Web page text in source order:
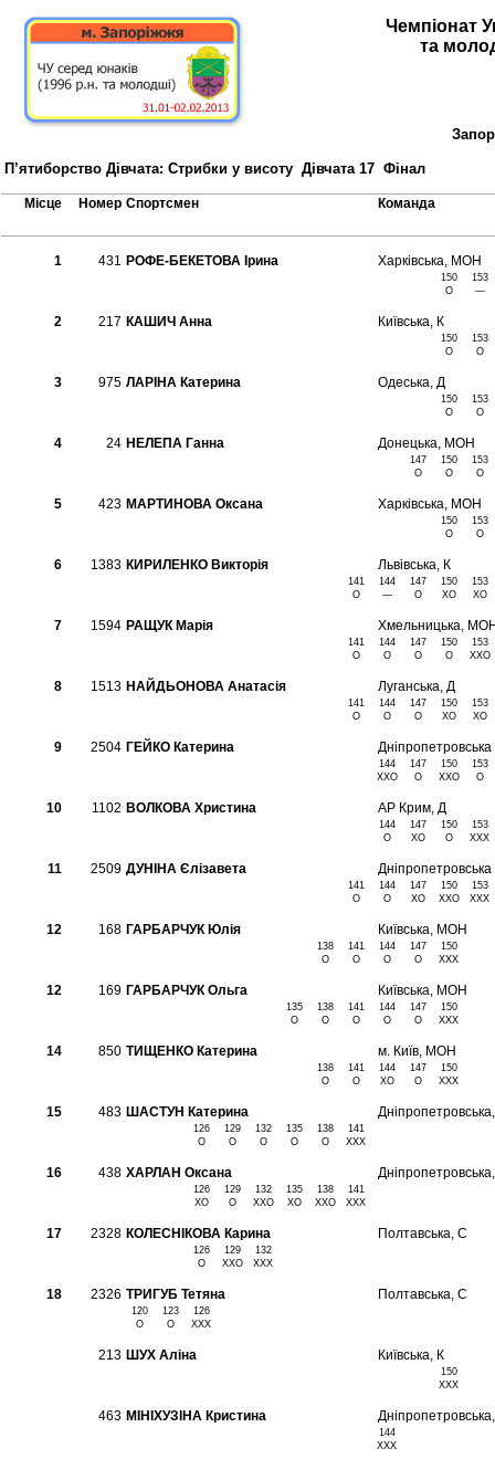
Чемпіонат
та
П’ятиборство Дівчата: Стрибки у висоту Дівчата 17 Фінал
Місце Номер Спортсмен Команда
1 431 РОФЕ-БЕКЕТОВА Ірина Харкiвська, МОН
150
153
O
—
2 217 КАШИЧ Анна Київська, К
150
153
O
O
3 975 ЛАРІНА Катерина Одеська, Д
150
153
O
O
4 24 НЕЛЕПА Ганна Донецька, МОН
147 150
153
O
O O
5 423 МАРТИНОВА Оксана Харкiвська, МОН
150
153
O
O
6 1383 КИРИЛЕНКО Викторія Львiвська, К
141 144 147 150
153
O
— O XO XO
7 1594 РАЩУК Марія Хмельницька,
141 144 147 150
153
O
O O O XXO
8 1513 НАЙДЬОНОВА Анатасія Луганська, Д
141 144 147 150
153
O
O O XO XO
9 2504 ГЕЙКО Катерина Дніпропетровська
144 147 150
153
XXO
O XXO O
10 1102 ВОЛКОВА Христина АР Крим, Д
144 147 150
153
O
XO O XXX
11 2509 ДУНІНА Єлізавета Дніпропетровська
141 144 147 150
153
O
O XO XXO XXX
12 168 ГАРБАРЧУК Юлія Київська, МОН
138 141 144 147
150
O
O O O XXX
12 169 ГАРБАРЧУК Ольга Київська, МОН
135 138 141 144 147
150
O
O O O O XXX
14 850 ТИЩЕНКО Катерина м. Київ, МОН
138 141 144 147
150
O
O XO O XXX
15 483 ШАСТУН Катерина
126 129 132 135 138
141
O
O O O O XXX
16 438 ХАРЛАН Оксана
126 129 132 135 138
141
XO
O XXO XO XXO XXX
17 2328 КОЛЕСНІКОВА Карина Полтавська, С
126 129
132
O
XXO XXX
18 2326 ТРИГУБ Тетяна Полтавська, С
120 123
126
O
O XXX
213 ШУХ Аліна Київська, К
150
XXX
463 МІНІХУЗІНА Кристина
144
XXX